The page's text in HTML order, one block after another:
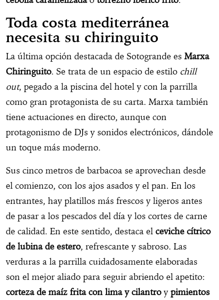
Toda costa mediterránea
necesita su chiringuito
La última opción destacada de Sotogrande es Marxa
Chiringuito. Se trata de un espacio de estilo chill
out, pegado a la piscina del hotel y con la parrilla
como gran protagonista de su carta. Marxa también
tiene actuaciones en directo, aunque con
protagonismo de DJs y sonidos electrónicos, dándole
un toque más moderno.
Sus cinco metros de barbacoa se aprovechan desde
el comienzo, con los ajos asados y el pan. En los
entrantes, hay platillos más frescos y ligeros antes
de pasar a los pescados del día y los cortes de carne
de calidad. En este sentido, destaca el ceviche cítrico
de lubina de estero, refrescante y sabroso. Las
verduras a la parrilla cuidadosamente elaboradas
son el mejor aliado para seguir abriendo el apetito:
corteza de maíz frita con lima y cilantro y pimientos